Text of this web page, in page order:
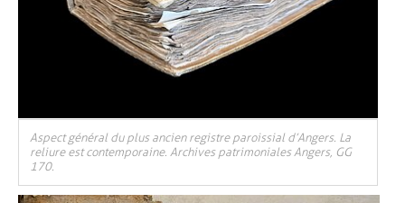
Aspect général du plus ancien registre paroissial d’Angers. La
reliure est contemporaine. Archives patrimoniales Angers, GG
170.